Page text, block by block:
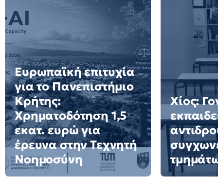
Ευρωπαϊκή επιτυχία
για το Πανεπιστήμιο
Κρήτης:
Χρηματοδότηση 1,5
εκατ. ευρώ για
έρευνα στην Τεχνητή
Νοημοσύνη
Χίος: